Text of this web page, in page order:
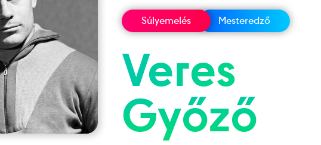
Súlyemelés Mesteredző
Veres
Győző